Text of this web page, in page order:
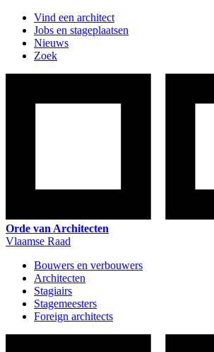
Vind een architect
Jobs en stageplaatsen
Nieuws
Zoek
Orde van Architecten
Vlaamse Raad
Bouwers en verbouwers
Architecten
Stagiairs
Stagemeesters
Foreign architects